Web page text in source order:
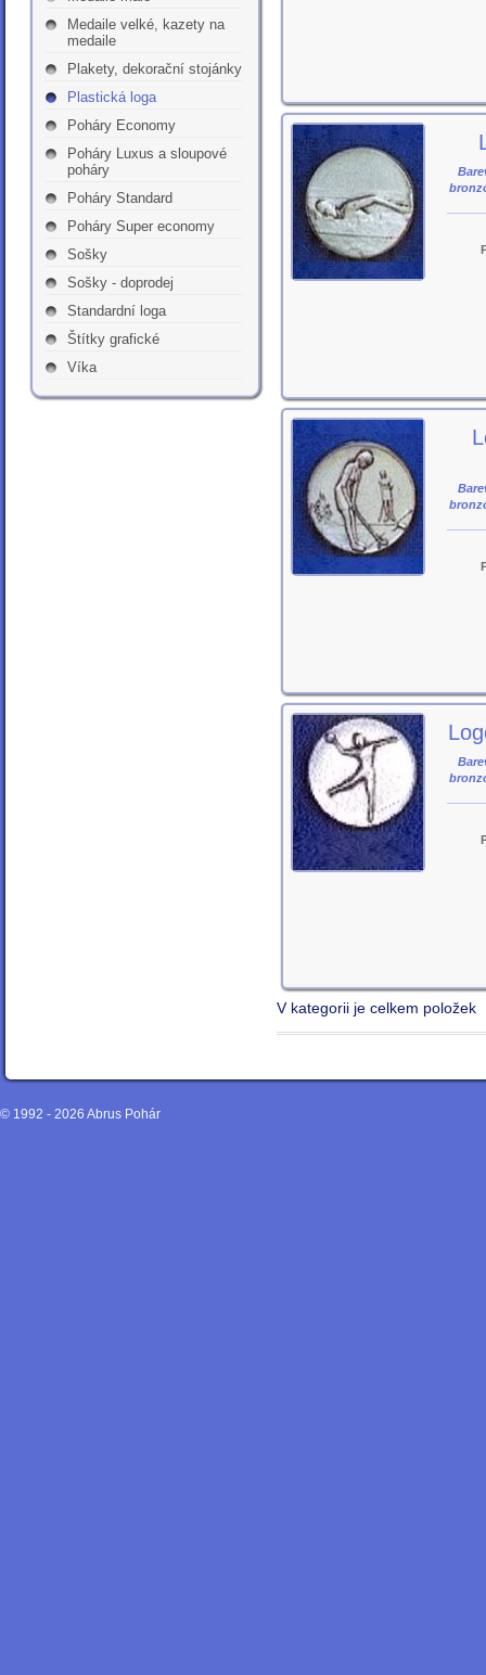
Medaile velké, kazety na
medaile
Plakety, dekorační stojánky
Plastická loga
Poháry Economy
Poháry Luxus a sloupové
poháry
Poháry Standard
Poháry Super economy
Sošky
Sošky - doprodej
Standardní loga
Štítky grafické
Víka
V kategorii je celkem položek
© 1992 - 2026 Abrus Pohár